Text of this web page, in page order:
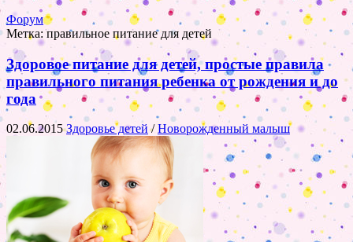
Форум
Метка:правильное питание для детей
Здоровое питание для детей, простые правила
правильного питания ребенка от рождения и до
года
02.06.2015Здоровье детей/Новорожденный малыш